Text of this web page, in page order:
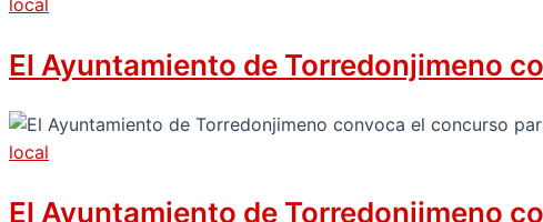
El Ayuntamiento de Torredonjimeno
local
El Ayuntamiento de Torredonjimeno